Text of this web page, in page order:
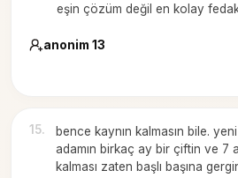
eşin çözüm değil en kolay
anonim 13
15.
bence kaynın kalmasın bile.
adamın birkaç ay bir çiftin ve 7
kalması zaten başlı başına